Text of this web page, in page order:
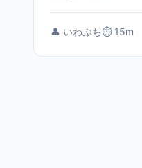
👤 いわぶち⏱️ 15m